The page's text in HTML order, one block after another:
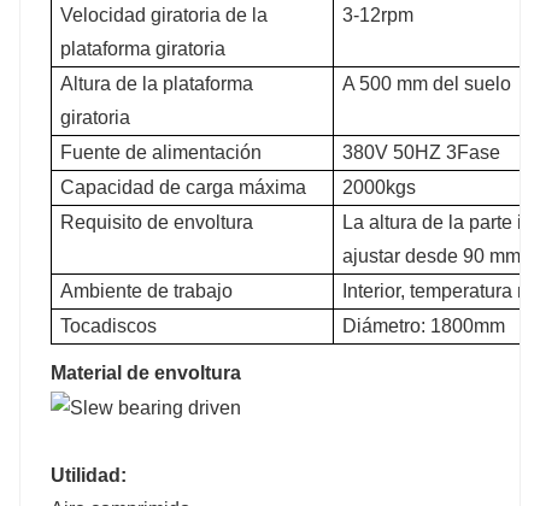
Velocidad giratoria de la
plataforma giratoria
3-12rpm
Altura de la plataforma
giratoria
A 500 mm del suelo
Fuente de alimentación
380V 50HZ 3Fase
Capacidad de carga máxima
2000kgs
Requisito de envoltura
La altura de la parte
ajustar desde 90 mm
Ambiente de trabajo
Interior, temperatura
Tocadiscos
Diámetro: 1800mm
Material de envoltura
Utilidad: